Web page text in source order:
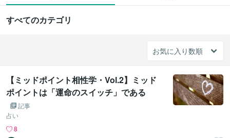
すべてのカテゴリ
【ミッドポイント相性学・Vol.2】ミッド
ポイントは「運命のスイッチ」である
記事
占い
8